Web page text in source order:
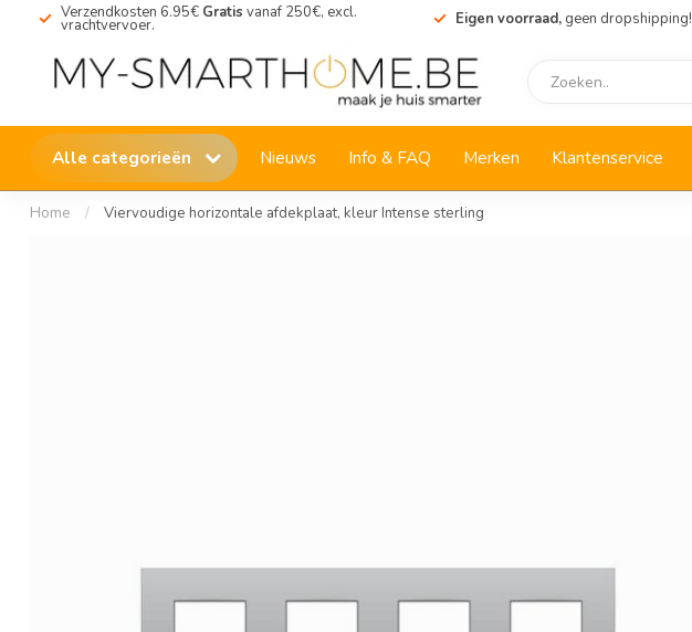
Verzendkosten 6.95€ Gratis vanaf 250€, excl.
vrachtvervoer. Eigen voorraad, geen dropshipping!
Alle categorieën Nieuws Info & FAQ Merken Klantenservice
Home / Viervoudige horizontale afdekplaat, kleur Intense sterling